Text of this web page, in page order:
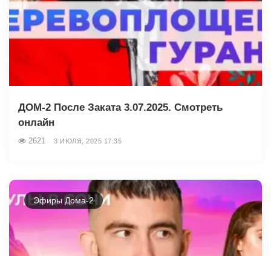
ДОМ-2 После Заката 3.07.2025. Смотреть
онлайн
2621 3 ИЮЛЯ, 2025 17:35
Эфиры Дома-2